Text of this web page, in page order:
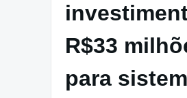
R$33
para